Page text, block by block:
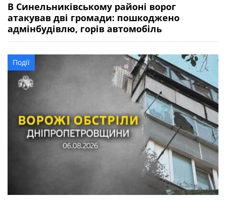
В Синельниківському районі ворог
атакував дві громади: пошкоджено
адмінбудівлю, горів автомобіль
Події